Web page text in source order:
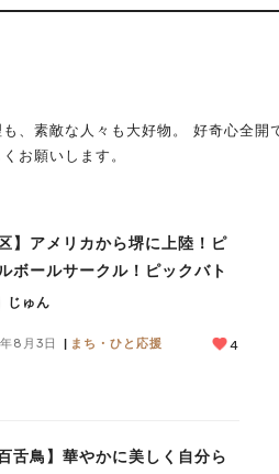
、素敵な人々も大好物。 好奇心全
お願いします。
区】アメリカから堺に上陸！ピ
ボールサークル！ピックバト
じゅん
8月3日 まち・ひと応援 4
百舌鳥】華やかに美しく自分ら